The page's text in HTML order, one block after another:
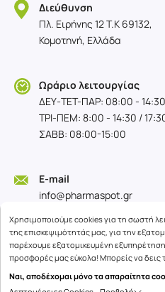
Διεύθυνση
Πλ. Ειρήνης 12 T.K 69132,
Κομοτηνή, Ελλάδα
Ωράριο λειτουργίας
ΔΕΥ-TET-ΠΑΡ: 08:00 - 14:30
ΤΡΙ-ΠΕΜ: 8:00 - 14:30 /
ΣΑΒΒ: 08:00-15:00
E-mail
info@pharmaspot.gr
Χρησιμοποιούμε cookies για τη σωστή
της επισκεψιμότητάς μας, για την
παρέχουμε εξατομικευμένη εξυπηρέτηση
προσφορές μας εύκολα! Μπορείς να δεις
Ναι, αποδέχομαι μόνο τα απαραίτητα